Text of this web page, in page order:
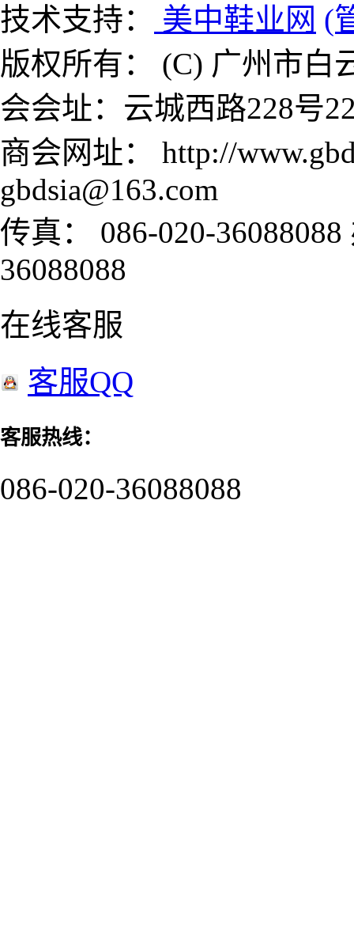
技术支持： 美中鞋业网 (
版权所有： (C) 广州市白
会会址：云城西路228号
商会网址： http://
gbdsia@163.com
传真： 086-020-
36088088
在线客服
客服QQ
客服热线：
086-020-36088088